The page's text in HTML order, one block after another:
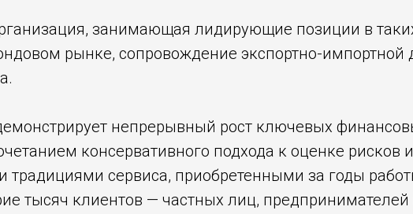
занимающая лидирующие позиции в
рынке, сопровождение экспортно-импортной
непрерывный рост ключевых
консервативного подхода к оценке рисков
сервиса, приобретенными за годы
тысяч клиентов — частных лиц, предпринимателей